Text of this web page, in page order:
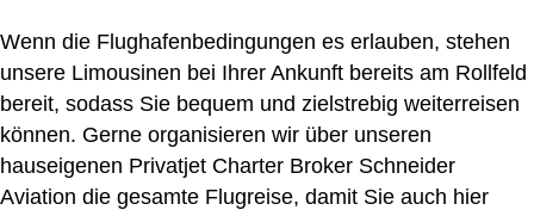
Wenn die Flughafenbedingungen es erlauben, stehen
unsere Limousinen bei Ihrer Ankunft bereits am Rollfeld
bereit, sodass Sie bequem und zielstrebig weiterreisen
können. Gerne organisieren wir über unseren
hauseigenen Privatjet Charter Broker Schneider
Aviation die gesamte Flugreise, damit Sie auch hier